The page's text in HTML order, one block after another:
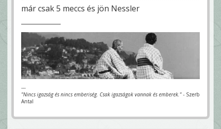
már csak 5 meccs és jön Nessler
---
"Nincs igazság és nincs emberiség. Csak igazságok vannak és emberek." - Szerb
Antal